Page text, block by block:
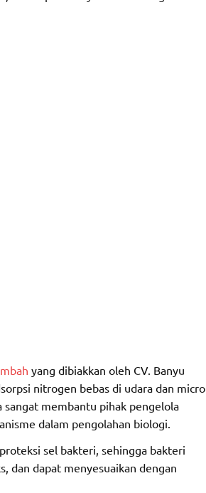
yang dibiakkan oleh CV. Banyu
nitrogen bebas di udara dan micro
membantu pihak pengelola
dalam pengolahan biologi.
sel bakteri, sehingga bakteri
dan dapat menyesuaikan dengan